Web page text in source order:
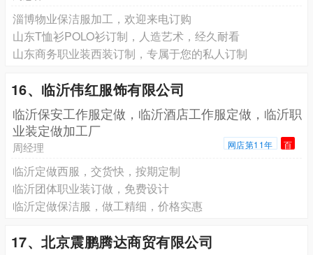
淄博物业保洁服加工，欢迎来电订购
山东T恤衫POLO衫订制，人造艺术，经久耐看
山东商务职业装西装订制，专属于您的私人订制
16、临沂伟红服饰有限公司
临沂保安工作服定做，临沂酒店工作服定做，临沂职
业装定做加工厂
周经理 网店第11年 百
临沂定做西服，交货快，按期定制
临沂团体职业装订做，免费设计
临沂定做保洁服，做工精细，价格实惠
17、北京震鹏腾达商贸有限公司